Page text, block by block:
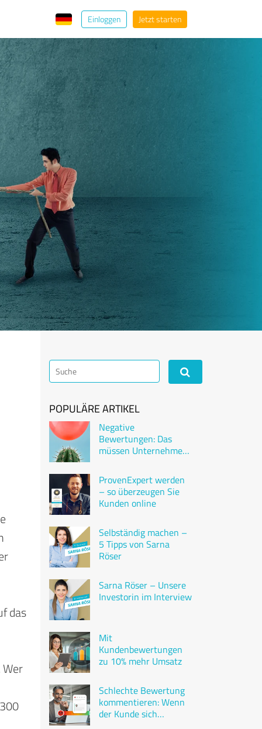
Einloggen Jetzt starten
das
Wer
POPULÄRE ARTIKEL
Negative
Bewertungen: Das
müssen Unternehmen
ProvenExpert werden
– so überzeugen Sie
Kunden online
Selbständig machen –
5 Tipps von Sarna
Röser
Sarna Röser – Unsere
Investorin im Interview
Mit
Kundenbewertungen
zu 10% mehr Umsatz
Schlechte Bewertung
kommentieren: Wenn
der Kunde sich